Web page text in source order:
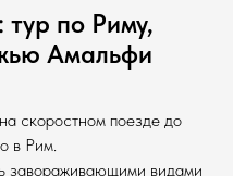
по Риму,
Амальфи
скоростном поезде до
в Рим.
завораживающими видами